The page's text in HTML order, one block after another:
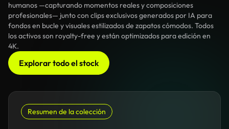
humanos —capturando momentos reales y composiciones
profesionales— junto con clips exclusivos generados por IA para
fondos en bucle y visuales estilizados de zapatos cómodos. Todos
los activos son royalty-free y están optimizados para edición en
4K.
Explorar todo el stock
Resumen de la colección